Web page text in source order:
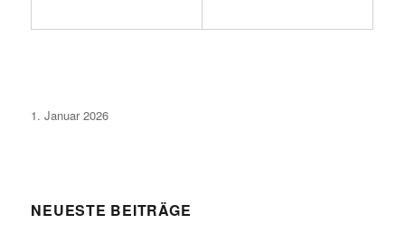
Veröffentlicht
1. Januar 2026
NEUESTE BEITRÄGE